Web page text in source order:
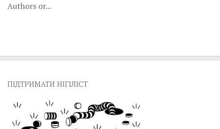
Authors or...
ПІДТРИМАТИ НІГІЛІСТ